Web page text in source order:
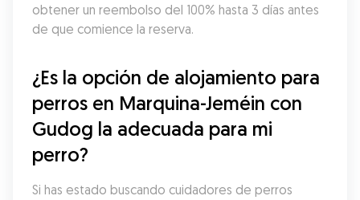
obtener un reembolso del 100% hasta 3 días antes
de que comience la reserva.
¿Es la opción de alojamiento para
perros en Marquina-Jeméin con
Gudog la adecuada para mi
perro?
Si has estado buscando cuidadores de perros